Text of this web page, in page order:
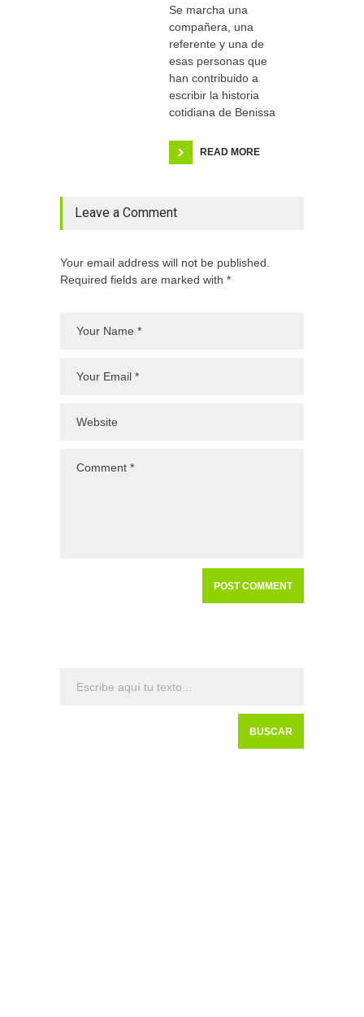
Se marcha una
compañera, una
referente y una de
esas personas que
han contribuido a
escribir la historia
cotidiana de Benissa
READ MORE
Leave a Comment
Your email address will not be published.
Required fields are marked with *